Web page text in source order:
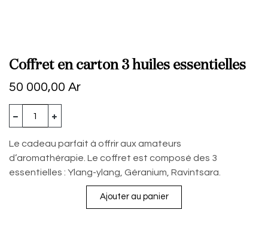
Coffret en carton 3 huiles essentielles
50 000,00 Ar
Le cadeau parfait à offrir aux amateurs
d’aromathérapie. Le coffret est composé des 3
essentielles : Ylang-ylang, Géranium, Ravintsara.
Ajouter au panier